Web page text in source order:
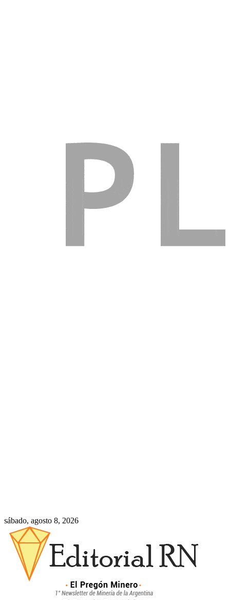
sábado, agosto 8, 2026